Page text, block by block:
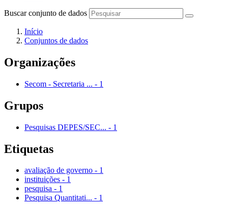
Buscar conjunto de dados
Início
Conjuntos de dados
Organizações
Secom - Secretaria ... - 1
Grupos
Pesquisas DEPES/SEC... - 1
Etiquetas
avaliação de governo - 1
instituições - 1
pesquisa - 1
Pesquisa Quantitati... - 1